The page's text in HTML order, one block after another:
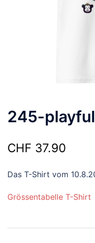
245-
CHF 37.90
Das T-Shirt vom
Grössentabelle T-Shirt